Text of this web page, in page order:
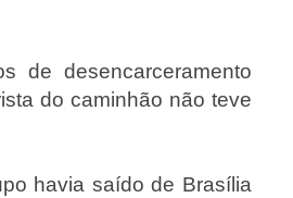
de desencarceramento
do caminhão não teve
havia saído de Brasília